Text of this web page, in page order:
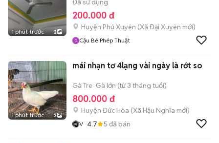
1 phút trước 2
Đã sử dụng
200.000 đ
Huyện Phú Xuyên (Xã Đại Xuyên mới)
Cậu Bé Phép Thuật
1 phút trước 2
mái nhạn tơ 4lạng vài ngày là rớt so
Gà Tre Gà lớn (từ 3 tháng tuổi)
800.000 đ
Huyện Đức Hòa (Xã Hậu Nghĩa mới)
V 4.7 5 đã bán